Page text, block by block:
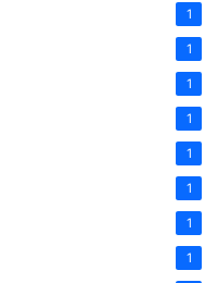
1
1
1
1
1
1
1
1